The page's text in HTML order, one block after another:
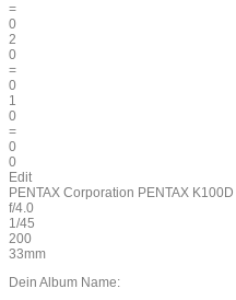
=
0
2
0
=
0
1
0
=
0
0
Edit
PENTAX Corporation PENTAX
f/4.0
1/45
200
33mm
Dein Album Name: